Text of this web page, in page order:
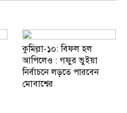
কুমিল্লা-১০: বিফল হল
আপিলেও : গফুর ভুইয়া
নির্বাচনে লড়তে পারবেন
মোবাশ্বের